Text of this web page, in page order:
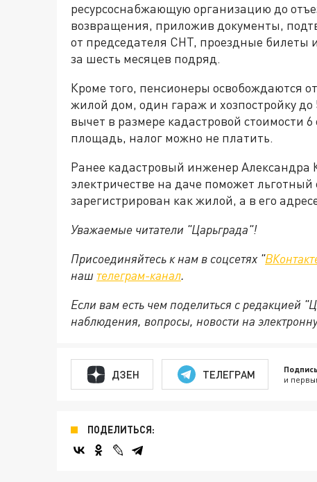
ресурсоснабжающую организацию до
возвращения, приложив документы,
от председателя СНТ, проездные билеты
за шесть месяцев подряд.
Кроме того, пенсионеры освобождаются
жилой дом, один гараж и хозпостройку до
вычет в размере кадастровой стоимости
площадь, налог можно не платить.
Ранее кадастровый инженер Александра
электричестве на даче поможет
зарегистрирован как жилой, а в его
Уважаемые читатели "Царьграда"!
Присоединяйтесь к нам в соцсетях "
наш телеграм-канал.
Если вам есть чем поделиться с редакцией
наблюдения, вопросы, новости на
ДЗЕН ТЕЛЕГРАМ и
ПОДЕЛИТЬСЯ: